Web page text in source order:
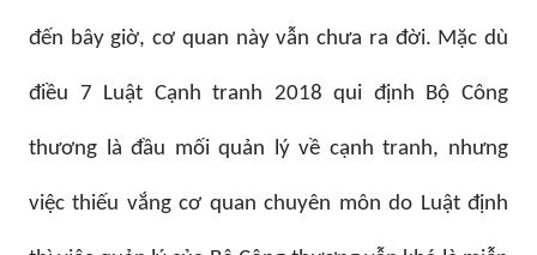
đến bây giờ, cơ quan này vẫn chưa ra đời. Mặc dù
điều 7 Luật Cạnh tranh 2018 qui định Bộ Công
thương là đầu mối quản lý về cạnh tranh, nhưng
việc thiếu vắng cơ quan chuyên môn do Luật định